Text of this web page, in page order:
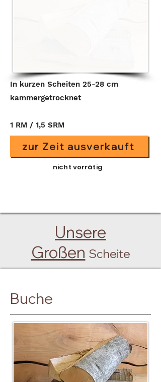
In kurzen Scheiten 25-28 cm
kammergetrocknet
1 RM / 1,5 SRM
zur Zeit ausverkauft
nicht vorrätig
Unsere
Großen Scheite
Buche